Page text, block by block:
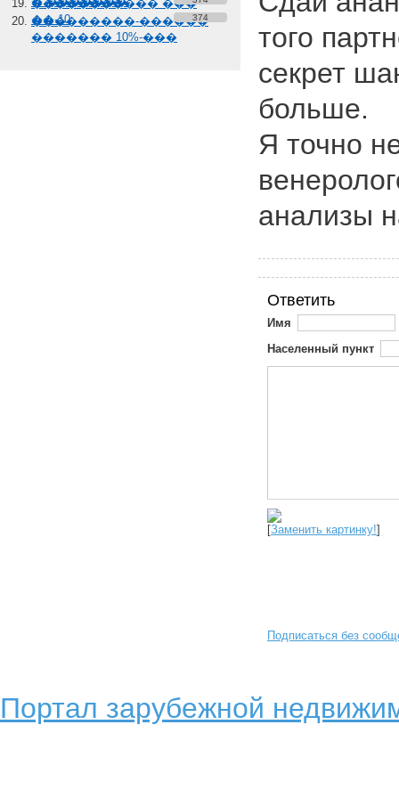
����������� ���
��-10
���������-������
������� 10%-���
374
того
секрет
больше.
Я точно
анализы
Ответить
Имя
Населенный пункт
[Заменить картинку!]
Подписаться без
Портал зарубежной